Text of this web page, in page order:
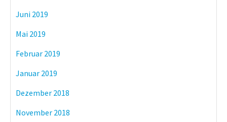
Juni 2019
Mai 2019
Februar 2019
Januar 2019
Dezember 2018
November 2018